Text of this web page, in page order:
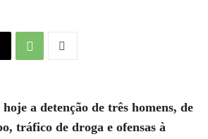
a detenção de três homens, de
tráfico de droga e ofensas à